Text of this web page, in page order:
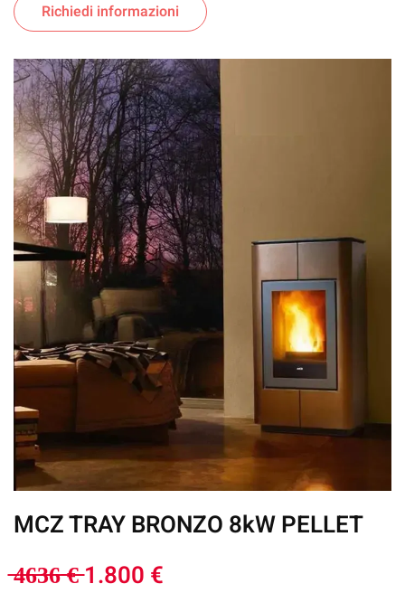
Richiedi informazioni
MCZ TRAY BRONZO 8kW PELLET
̶4̶6̶3̶6̶ ̶€̶ 1.800 €